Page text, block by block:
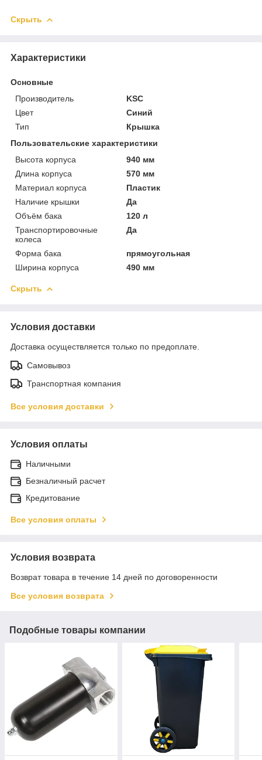
Скрыть
Характеристики
Основные
Производитель
KSC
Цвет
Синий
Тип
Крышка
Пользовательские характеристики
Высота корпуса
940 мм
Длина корпуса
570 мм
Материал корпуса
Пластик
Наличие крышки
Да
Объём бака
120 л
Транспортировочные
колеса
Да
Форма бака
прямоугольная
Ширина корпуса
490 мм
Скрыть
Условия доставки
Доставка осуществляется только по предоплате.
Самовывоз
Транспортная компания
Все условия доставки
Условия оплаты
Наличными
Безналичный расчет
Кредитование
Все условия оплаты
Условия возврата
Возврат товара в течение 14 дней по договоренности
Все условия возврата
Подобные товары компании